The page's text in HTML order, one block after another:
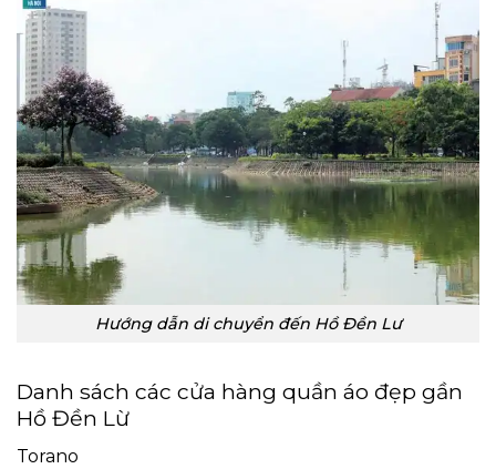
Hướng dẫn di chuyển đến Hồ Đền Lư
Danh sách các cửa hàng quần áo đẹp gần
Hồ Đền Lừ
Torano